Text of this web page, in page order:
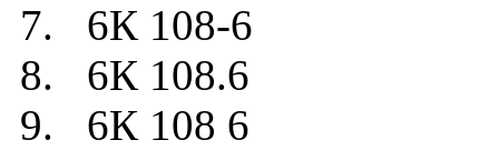
7. 6К 108-6
8. 6К 108.6
9. 6К 108 6